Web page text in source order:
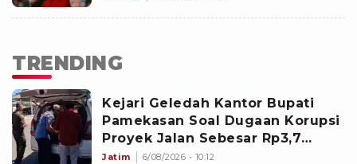
TRENDING
Kejari Geledah Kantor Bupati
Pamekasan Soal Dugaan Korupsi
Proyek Jalan Sebesar Rp3,7
Milliar
Jatim 6/08/2026 - 10:12